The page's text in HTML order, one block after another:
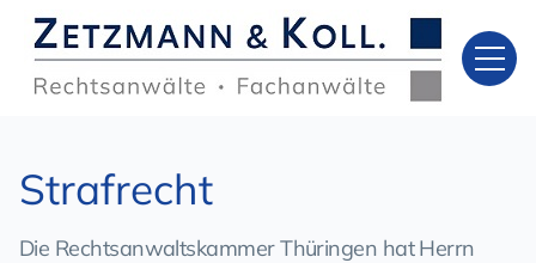
Strafrecht
Die Rechtsanwaltskammer Thüringen hat Herrn